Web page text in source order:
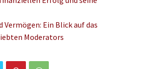
Vermögen: Ein Blick auf das
Moderators